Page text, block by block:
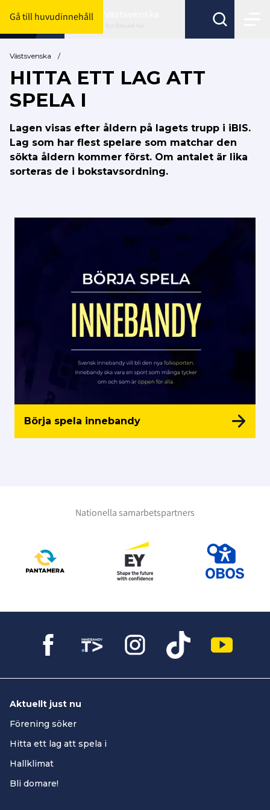
Gå till huvudinnehåll
Byt förbund här
Västsvenska /
HITTA ETT LAG ATT
SPELA I
Lagen visas efter åldern på lagets trupp i iBIS.
Lag som har flest spelare som matchar den
sökta åldern kommer först. Om antalet är lika
sorteras de i bokstavsordning.
Börja spela innebandy
Nationella samarbetspartners
Aktuellt just nu
Förening söker
Hitta ett lag att spela i
Hallklimat
Bli domare!